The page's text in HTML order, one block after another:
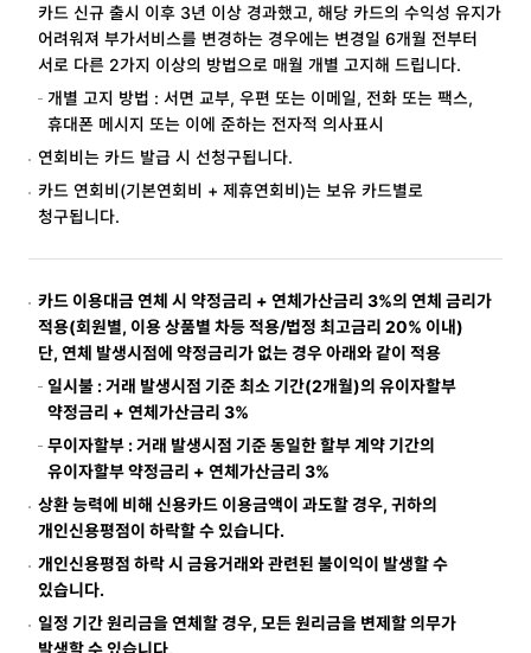
카드 신규 출시 이후 3년 이상 경과했고, 해당 카드의 수익성 유지가
어려워져 부가서비스를 변경하는 경우에는 변경일 6개월 전부터
서로 다른 2가지 이상의 방법으로 매월 개별 고지해 드립니다.
개별 고지 방법 : 서면 교부, 우편 또는 이메일, 전화 또는 팩스,
휴대폰 메시지 또는 이에 준하는 전자적 의사표시
연회비는 카드 발급 시 선청구됩니다.
카드 연회비(기본연회비 + 제휴연회비)는 보유 카드별로
청구됩니다.
카드 이용대금 연체 시 약정금리 + 연체가산금리 3%의 연체 금리가
적용(회원별, 이용 상품별 차등 적용/법정 최고금리 20% 이내)
단, 연체 발생시점에 약정금리가 없는 경우 아래와 같이 적용
일시불 : 거래 발생시점 기준 최소 기간(2개월)의 유이자할부
약정금리 + 연체가산금리 3%
무이자할부 : 거래 발생시점 기준 동일한 할부 계약 기간의
유이자할부 약정금리 + 연체가산금리 3%
상환 능력에 비해 신용카드 이용금액이 과도할 경우, 귀하의
개인신용평점이 하락할 수 있습니다.
개인신용평점 하락 시 금융거래와 관련된 불이익이 발생할 수
있습니다.
일정 기간 원리금을 연체할 경우, 모든 원리금을 변제할 의무가